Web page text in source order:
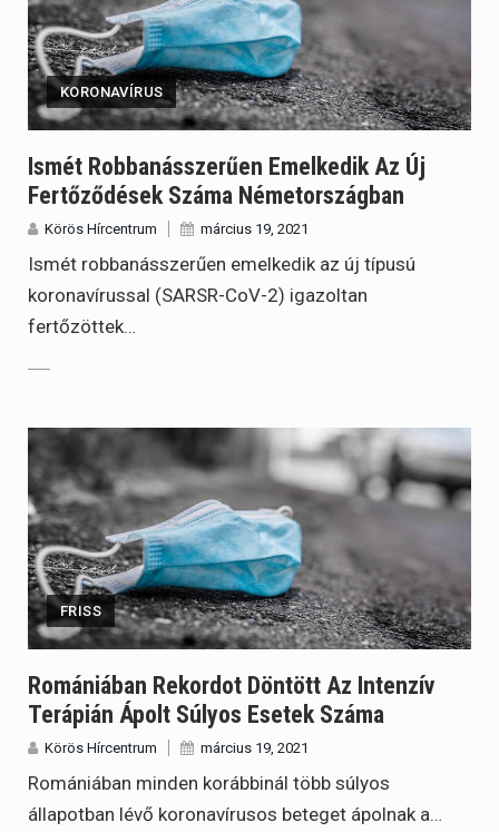
KORONAVÍRUS
Ismét Robbanásszerűen Emelkedik Az Új
Fertőződések Száma Németországban
Körös Hírcentrum március 19, 2021
Ismét robbanásszerűen emelkedik az új típusú
koronavírussal (SARSR-CoV-2) igazoltan
fertőzöttek…
FRISS
Romániában Rekordot Döntött Az Intenzív
Terápián Ápolt Súlyos Esetek Száma
Körös Hírcentrum március 19, 2021
Romániában minden korábbinál több súlyos
állapotban lévő koronavírusos beteget ápolnak a…